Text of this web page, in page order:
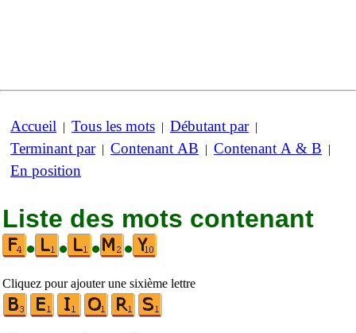
Accueil | Tous les mots | Débutant par|
Terminant par| Contenant AB | Contenant A & B |
En position
Liste des mots contenant
•
• • •
Cliquez pour ajouter une sixième lettre